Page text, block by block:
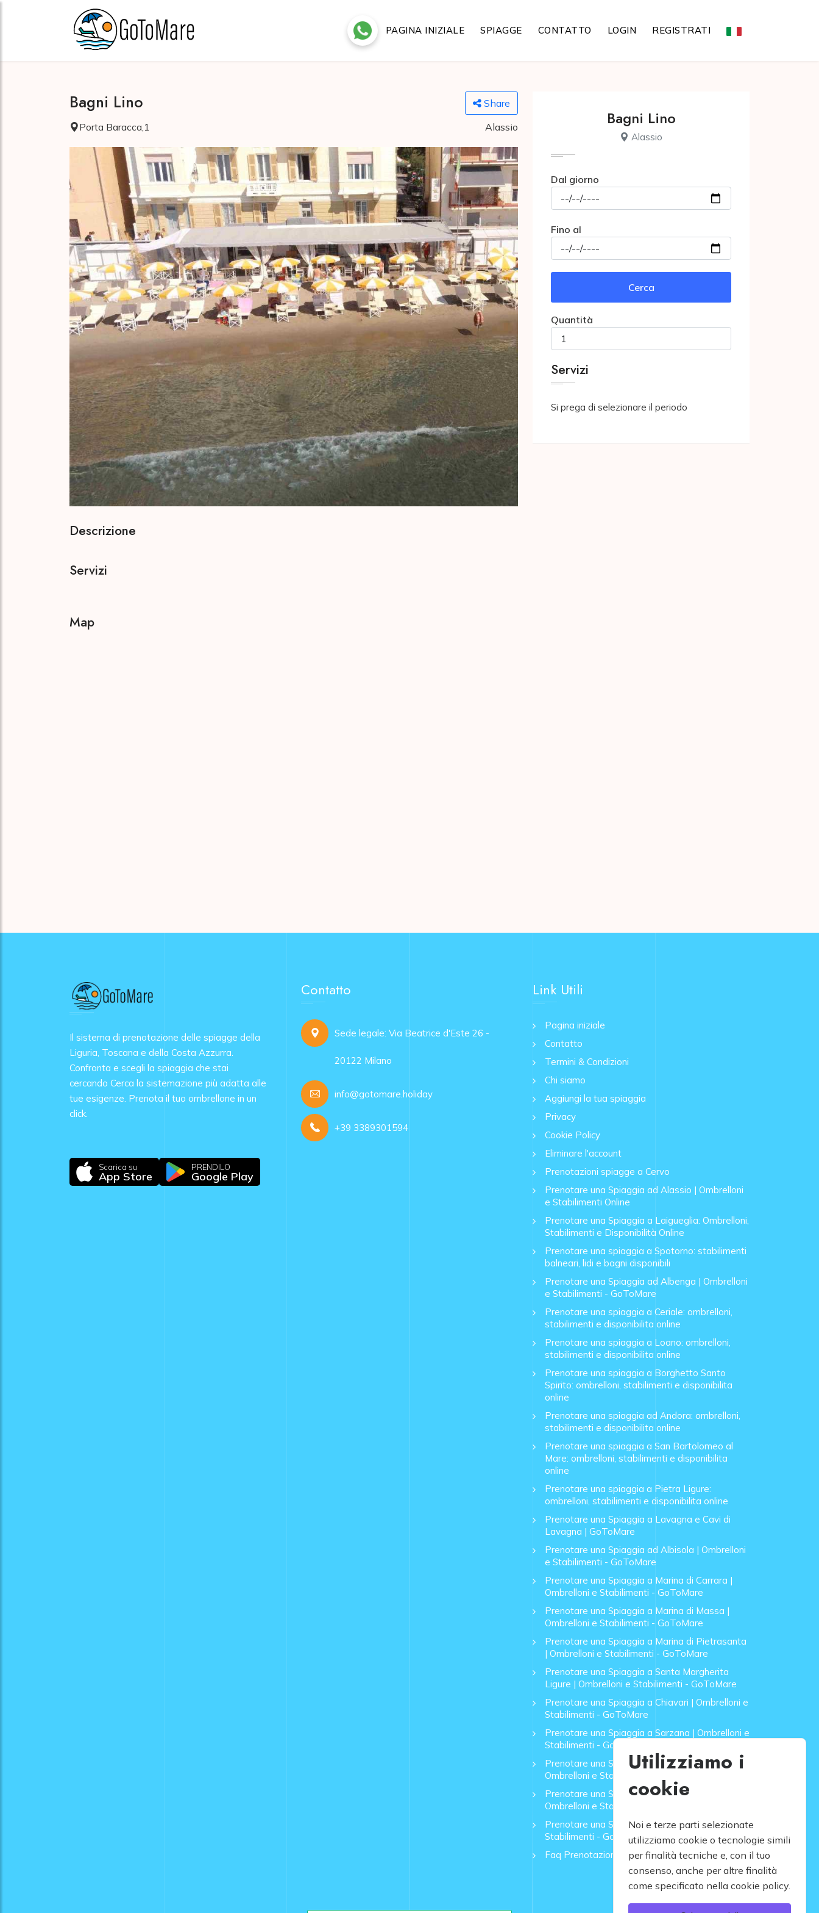
PAGINA INIZIALE SPIAGGE CONTATTO LOGIN REGISTRATI
Bagni Lino
Share
Porta Baracca,1
Alassio Bagni Lino
Alassio
Dal giorno
Fino al
Cerca
Quantità
Servizi
Si prega di selezionare il periodo
Descrizione
Servizi
Map
Il sistema di prenotazione delle spiagge della
Liguria, Toscana e della Costa Azzurra.
Confronta e scegli la spiaggia che stai
cercando Cerca la sistemazione più adatta alle
tue esigenze. Prenota il tuo ombrellone in un
click.
Scarica su
App Store
PRENDILO
Google Play
Contatto
Sede legale: Via Beatrice d'Este 26 -
20122 Milano
info@gotomare.holiday
+39 3389301594
Link Utili
Pagina iniziale
Contatto
Termini & Condizioni
Chi siamo
Aggiungi la tua spiaggia
Privacy
Cookie Policy
Eliminare l'account
Prenotazioni spiagge a Cervo
Prenotare una Spiaggia ad Alassio | Ombrelloni
e Stabilimenti Online
Prenotare una Spiaggia a Laigueglia: Ombrelloni,
Stabilimenti e Disponibilità Online
Prenotare una spiaggia a Spotorno: stabilimenti
balneari, lidi e bagni disponibili
Prenotare una Spiaggia ad Albenga | Ombrelloni
e Stabilimenti - GoToMare
Prenotare una spiaggia a Ceriale: ombrelloni,
stabilimenti e disponibilita online
Prenotare una spiaggia a Loano: ombrelloni,
stabilimenti e disponibilita online
Prenotare una spiaggia a Borghetto Santo
Spirito: ombrelloni, stabilimenti e disponibilita
online
Prenotare una spiaggia ad Andora: ombrelloni,
stabilimenti e disponibilita online
Prenotare una spiaggia a San Bartolomeo al
Mare: ombrelloni, stabilimenti e disponibilita
online
Prenotare una spiaggia a Pietra Ligure:
ombrelloni, stabilimenti e disponibilita online
Prenotare una Spiaggia a Lavagna e Cavi di
Lavagna | GoToMare
Prenotare una Spiaggia ad Albisola | Ombrelloni
e Stabilimenti - GoToMare
Prenotare una Spiaggia a Marina di Carrara |
Ombrelloni e Stabilimenti - GoToMare
Prenotare una Spiaggia a Marina di Massa |
Ombrelloni e Stabilimenti - GoToMare
Prenotare una Spiaggia a Marina di Pietrasanta
| Ombrelloni e Stabilimenti - GoToMare
Prenotare una Spiaggia a Santa Margherita
Ligure | Ombrelloni e Stabilimenti - GoToMare
Prenotare una Spiaggia a Chiavari | Ombrelloni e
Stabilimenti - GoToMare
Prenotare una Spiaggia a Sarzana | Ombrelloni e
Stabilimenti - GoToMare
Prenotare una Spiaggia a Forte dei Marmi |
Ombrelloni e Stabilimenti - GoToMare
Prenotare una Spiaggia a Lido di Camaiore |
Ombrelloni e Stabilimenti - GoToMare
Prenotare una Spiaggia a Rapallo | Ombrelloni e
Stabilimenti - GoToMare
Faq Prenotazione Spiagge
Utilizziamo i
cookie
Noi e terze parti selezionate
utilizziamo cookie o tecnologie simili
per finalità tecniche e, con il tuo
consenso, anche per altre finalità
come specificato nella cookie policy.